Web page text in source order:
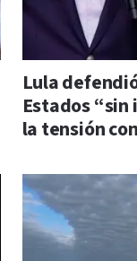
Lula
Estados
la tensión